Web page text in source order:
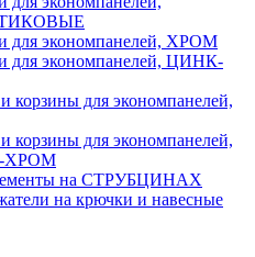
для экономпанелей, ХРОМ
для экономпанелей, ЦИНК-
корзины для экономпанелей,
корзины для экономпанелей,
ХРОМ
на СТРУБЦИНАХ
на крючки и навесные